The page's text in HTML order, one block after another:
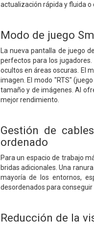
actualización rápida y fluida
Modo de juego
La nueva pantalla de juego
perfectos para los
ocultos en áreas oscuras. El
imagen. El modo "RTS"
tamaño y de imágenes. Al
mejor rendimiento.
Gestión de
ordenado
Para un espacio de trabajo
bridas adicionales. Una
mayoría de los entornos,
desordenados para
Reducción de la